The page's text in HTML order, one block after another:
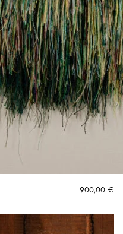
900,00 €